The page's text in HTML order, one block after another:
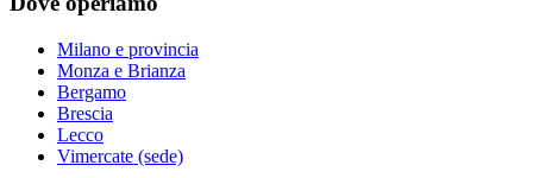
Milano e provincia
Monza e Brianza
Bergamo
Brescia
Lecco
Vimercate (sede)